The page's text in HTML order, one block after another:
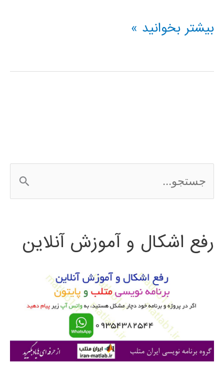
آموزش
پردازش
بیشتر بخوانید »
س
ج
ی
رفع اشکال و آموزش آنلاین